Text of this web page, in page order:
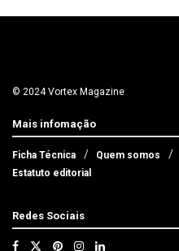
© 2024 Vortex Magazine
Mais infomação
Ficha Técnica Quem somos
Estatuto editorial
Redes Sociais